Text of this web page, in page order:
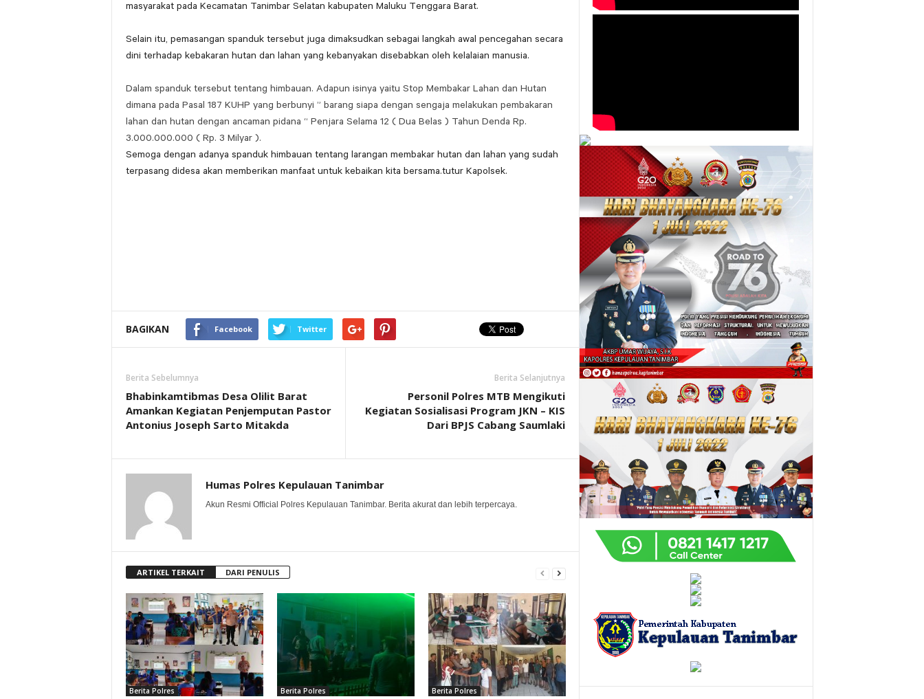
masyarakat pada Kecamatan Tanimbar Selatan kabupaten Maluku Tenggara Barat.
Selain itu, pemasangan spanduk tersebut juga dimaksudkan sebagai langkah awal pencegahan secara
dini terhadap kebakaran hutan dan lahan yang kebanyakan disebabkan oleh kelalaian manusia.
Dalam spanduk tersebut tentang himbauan. Adapun isinya yaitu Stop Membakar Lahan dan Hutan
dimana pada Pasal 187 KUHP yang berbunyi ” barang siapa dengan sengaja melakukan pembakaran
lahan dan hutan dengan ancaman pidana “ Penjara Selama 12 ( Dua Belas ) Tahun Denda Rp.
3.000.000.000 ( Rp. 3 Milyar ).
Semoga dengan adanya spanduk himbauan tentang larangan membakar hutan dan lahan yang sudah
terpasang didesa akan memberikan manfaat untuk kebaikan kita bersama.tutur Kapolsek.
BAGIKAN Facebook Twitter
Berita Sebelumnya
Bhabinkamtibmas Desa Olilit Barat
Amankan Kegiatan Penjemputan Pastor
Antonius Joseph Sarto Mitakda
Berita Selanjutnya
Personil Polres MTB Mengikuti
Kegiatan Sosialisasi Program JKN – KIS
Dari BPJS Cabang Saumlaki
Humas Polres Kepulauan Tanimbar
Akun Resmi Official Polres Kepulauan Tanimbar. Berita akurat dan lebih terpercaya.
ARTIKEL TERKAIT DARI PENULIS
Berita Polres Berita Polres Berita Polres